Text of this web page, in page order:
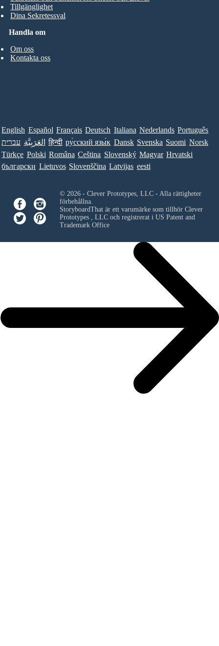
Handla om
Om oss
Kontakta oss
Tillgänglighet
Dina Sekretessval
English Español Français Deutsch Italiana Nederlands Português
עברית العَرَبِيَّة हिन्दी ру́сский язы́к Dansk Svenska Suomi Norsk
Türkçe Polski Româna Ceština Slovenský Magyar Hrvatski
български Lietuvos Slovenščina Latvijas eesti
© 2026 - Clever Prototypes, LLC - Alla rättigheter
förbehållna.
StoryboardThat är ett varumärke som tillhör Clever
Prototypes , LLCoch registrerat i US Patent and
Trademark Office